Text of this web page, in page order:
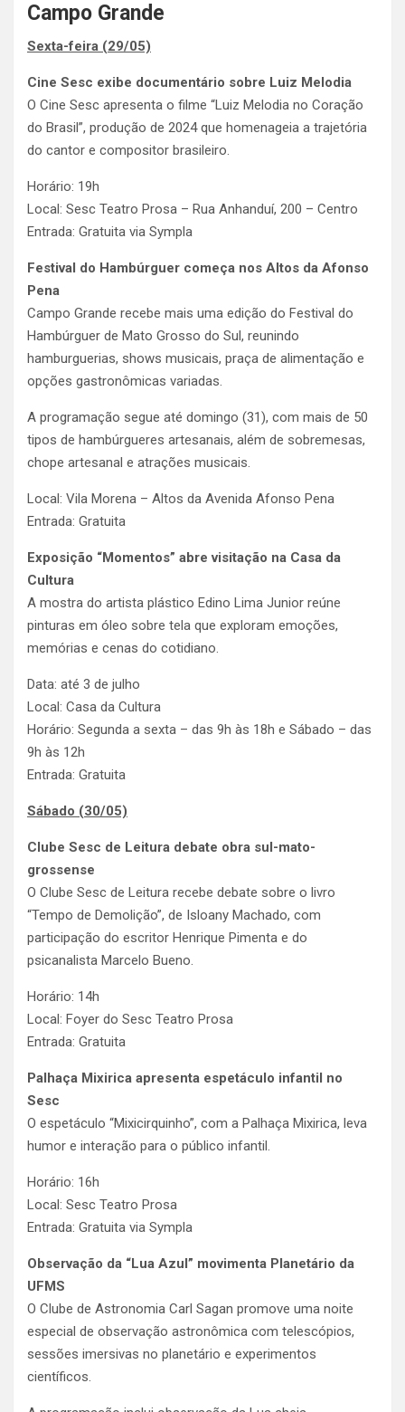
Campo Grande
Sexta-feira (29/05)
Cine Sesc exibe documentário sobre Luiz Melodia
O Cine Sesc apresenta o filme “Luiz Melodia no Coração
do Brasil”, produção de 2024 que homenageia a trajetória
do cantor e compositor brasileiro.
Horário: 19h
Local: Sesc Teatro Prosa – Rua Anhanduí, 200 – Centro
Entrada: Gratuita via Sympla
Festival do Hambúrguer começa nos Altos da Afonso
Pena
Campo Grande recebe mais uma edição do Festival do
Hambúrguer de Mato Grosso do Sul, reunindo
hamburguerias, shows musicais, praça de alimentação e
opções gastronômicas variadas.
A programação segue até domingo (31), com mais de 50
tipos de hambúrgueres artesanais, além de sobremesas,
chope artesanal e atrações musicais.
Local: Vila Morena – Altos da Avenida Afonso Pena
Entrada: Gratuita
Exposição “Momentos” abre visitação na Casa da
Cultura
A mostra do artista plástico Edino Lima Junior reúne
pinturas em óleo sobre tela que exploram emoções,
memórias e cenas do cotidiano.
Data: até 3 de julho
Local: Casa da Cultura
Horário: Segunda a sexta – das 9h às 18h e Sábado – das
9h às 12h
Entrada: Gratuita
Sábado (30/05)
Clube Sesc de Leitura debate obra sul-mato-
grossense
O Clube Sesc de Leitura recebe debate sobre o livro
“Tempo de Demolição”, de Isloany Machado, com
participação do escritor Henrique Pimenta e do
psicanalista Marcelo Bueno.
Horário: 14h
Local: Foyer do Sesc Teatro Prosa
Entrada: Gratuita
Palhaça Mixirica apresenta espetáculo infantil no
Sesc
O espetáculo “Mixicirquinho”, com a Palhaça Mixirica, leva
humor e interação para o público infantil.
Horário: 16h
Local: Sesc Teatro Prosa
Entrada: Gratuita via Sympla
Observação da “Lua Azul” movimenta Planetário da
UFMS
O Clube de Astronomia Carl Sagan promove uma noite
especial de observação astronômica com telescópios,
sessões imersivas no planetário e experimentos
científicos.